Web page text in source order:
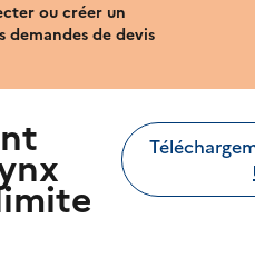
ou créer un
de devis